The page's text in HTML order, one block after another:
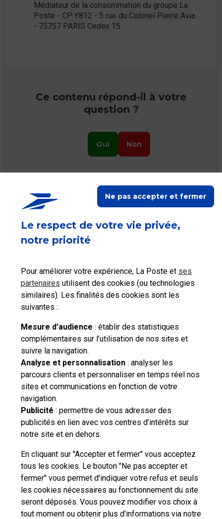
Le respect de votre vie privée,
notre priorité
Pour améliorer votre expérience, La Poste et ses
partenaires utilisent des cookies (ou technologies
similaires). Les finalités des cookies sont les
suivantes :
Mesure d’audience : établir des statistiques
complémentaires sur l’utilisation de nos sites et
suivre la navigation.
Analyse et personnalisation : analyser les
parcours clients et personnaliser en temps réel nos
sites et communications en fonction de votre
navigation.
Publicité : permettre de vous adresser des
publicités en lien avec vos centres d’intérêts sur
notre site et en dehors.
En cliquant sur "Accepter et fermer" vous acceptez
tous les cookies. Le bouton "Ne pas accepter et
fermer" vous permet d'indiquer votre refus et seuls
les cookies nécessaires au fonctionnement du site
seront déposés. Vous pouvez modifier vos choix à
tout moment ou obtenir plus d'informations via notre
Ne pas accepter et fermer
Médiateur de la consommation du groupe La
Poste - CP Y812 - 5 rue du Colonel Pierre Avia
- 75757 PARIS Cedex 15
Ce contenu répond-il à votre
question ?
Oui Non
Ceci peut vous aider
Espace client
Accéder à mon
Compte
Accéder à mes
achats
Besoin d'aide complémentaire ?
Vous n'avez pas trouvé de solution parmi nos FAQs,
vous souhaitez nous contacter ou déposer une
réclamation ?
contacter